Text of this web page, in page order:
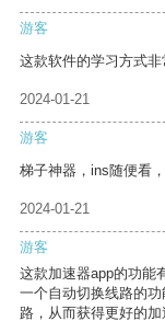
游客
这款软件的学习方式非
2024-01-21
游客
梯子神器，ins随便看
2024-01-21
游客
这款加速器app的功能
一个自动切换线路的
路，从而获得更好的加